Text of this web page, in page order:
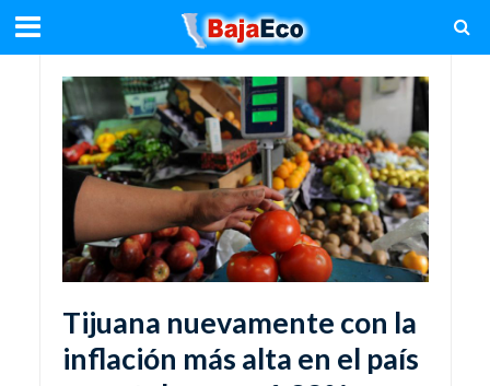
Tijuana nuevamente con la
inflación más alta en el país